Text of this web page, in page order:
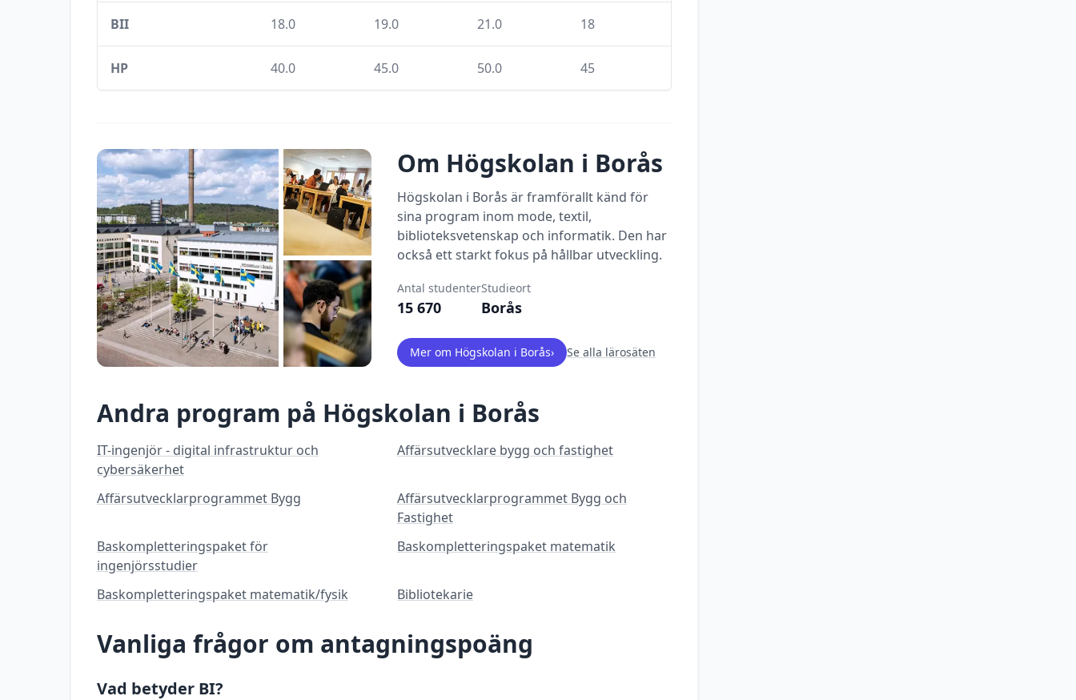
BII 18.0 19.0 21.0 18
HP 40.0 45.0 50.0 45
Om Högskolan i Borås
Högskolan i Borås är framförallt känd för
sina program inom mode, textil,
biblioteksvetenskap och informatik. Den har
också ett starkt fokus på hållbar utveckling.
Antal studenter
15 670
Studieort
Borås
Mer om Högskolan i Borås› Se alla lärosäten
Andra program på Högskolan i Borås
IT-ingenjör - digital infrastruktur och
cybersäkerhet
Affärsutvecklare bygg och fastighet
Affärsutvecklarprogrammet Bygg
Affärsutvecklarprogrammet Bygg och
Fastighet
Baskompletteringspaket för
ingenjörsstudier
Baskompletteringspaket matematik
Baskompletteringspaket matematik/fysik Bibliotekarie
Vanliga frågor om antagningspoäng
Vad betyder BI?